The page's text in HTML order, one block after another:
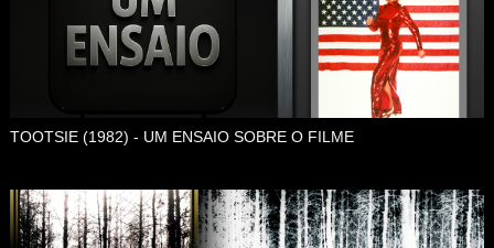
TOOTSIE (1982) - UM ENSAIO SOBRE O FILME